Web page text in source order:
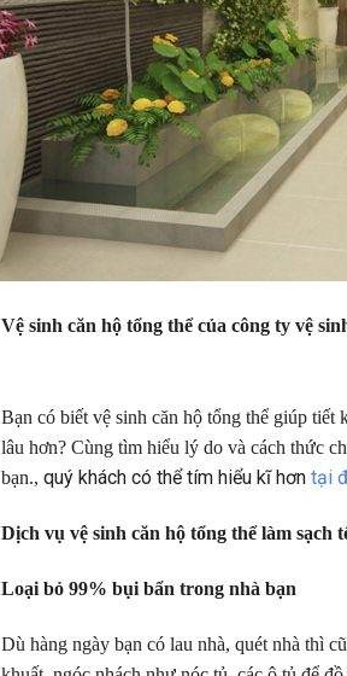
Vệ sinh căn hộ tổng thể của công ty vệ
Bạn có biết vệ sinh căn hộ tổng thể giúp tiết
lâu hơn? Cùng tìm hiểu lý do và cách thức
bạn., quý khách có thể tím hiểu kĩ hơn tại
Dịch vụ vệ sinh căn hộ tổng thể làm sạch
Loại bỏ 99% bụi bẩn trong nhà bạn
Dù hàng ngày bạn có lau nhà, quét nhà thì